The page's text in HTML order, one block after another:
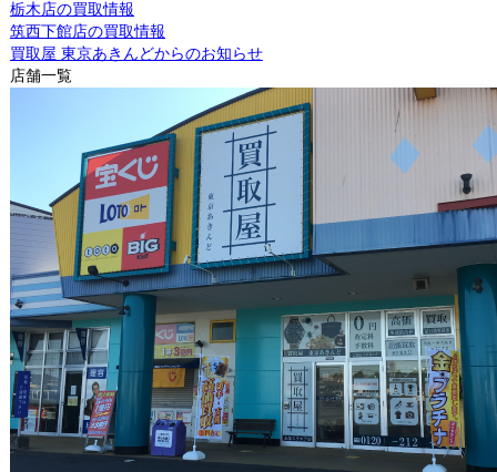
栃木店の買取情報
筑西下館店の買取情報
買取屋 東京あきんどからのお知らせ
店舗一覧